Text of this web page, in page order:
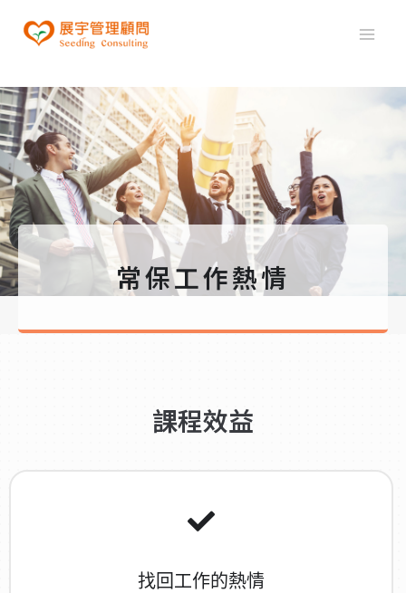
常保工作熱情
課程效益
找回工作的熱情